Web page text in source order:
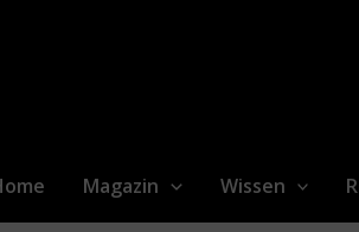
Magazin Wissen